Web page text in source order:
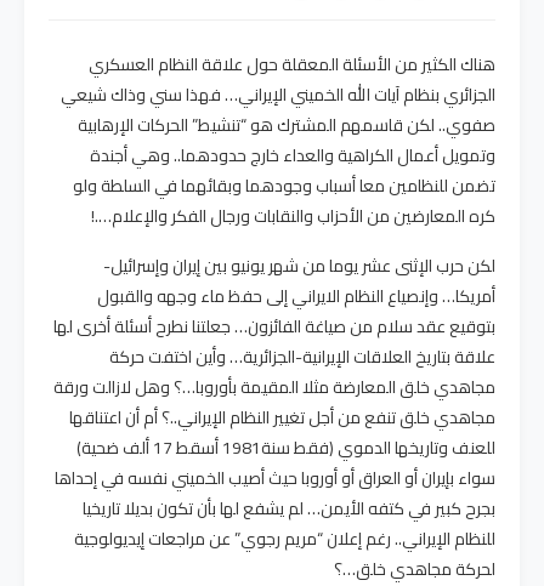
هناك الكثير من الأسئلة المعقلة حول علاقة النظام العسكري
الجزائري بنظام آيات الله الخميني الإيراني… فهذا سني وذاك شيعي
صفوي.. لكن قاسمهم المشترك هو “تنشيط” الحركات الإرهابية
وتمويل أعمال الكراهية والعداء خارج حدودهما.. وهي أجندة
تضمن للنظامين معا أسباب وجودهما وبقائهما في السلطة ولو
كره المعارضين من الأحزاب والنقابات ورجال الفكر والإعلام….!
لكن حرب الإثنى عشر يوما من شهر يونيو بين إيران وإسرائيل-
أمريكا… وإنصياع النظام الايراني إلى حفظ ماء وجهه والقبول
بتوقيع عقد سلام من صياغة الفائزون… جعلتنا نطرح أسئلة أخرى لها
علاقة بتاريخ العلاقات الإيرانية-الجزائرية… وأين اختفت حركة
مجاهدي خلق المعارضة مثلا المقيمة بأوروبا…؟ وهل لازالت ورقة
مجاهدي خلق تنفع من أجل تغيير النظام الإيراني..؟ أم أن اعتناقها
للعنف وتاريخها الدموي (فقط سنة1981 أسقط 17 ألف ضحية)
سواء بإيران أو العراق أو أوروبا حيث أصيب الخميني نفسه في إحداها
بجرح كبير في كتفه الأيمن… لم يشفع لها بأن تكون بديلا تاريخيا
للنظام الإيراني.. رغم إعلان “مريم رجوي” عن مراجعات إيديولوجية
لحركة مجاهدي خلق…؟